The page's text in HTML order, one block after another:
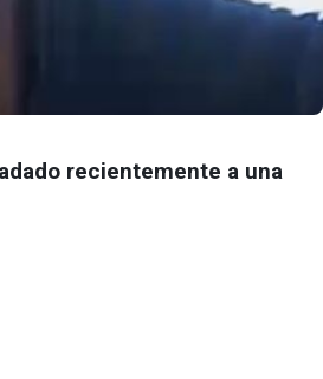
recientemente a una